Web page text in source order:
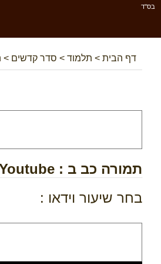
בס''ד
דף הבית > תלמוד > סדר קדשים >
תמורה כב ב : Youtube
בחר שיעור וידאו :